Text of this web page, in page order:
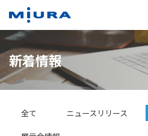
新着情報
全て ニュースリリース